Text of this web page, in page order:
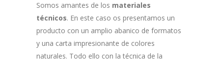
Somos amantes de los materiales
técnicos. En este caso os presentamos un
producto con un amplio abanico de formatos
y una carta impresionante de colores
naturales. Todo ello con la técnica de la